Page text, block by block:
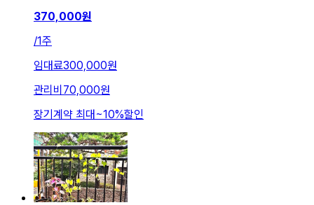
370,000원
/1주
임대료300,000원
관리비 70,000원
장기계약 최대 ~10%할인